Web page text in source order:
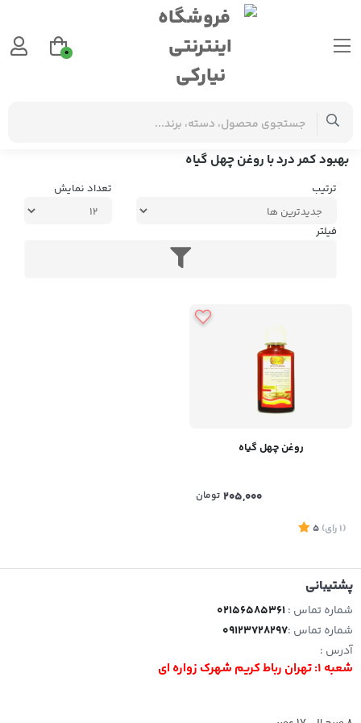
برچسب‌ها بهبود کمر درد با روغن چهل گیاه
بهبود کمر درد با روغن چهل گیاه
ترتیب تعداد نمایش
فیلتر
روغن چهل گیاه
205,000 تومان
(1 رای)
5
پشتیبانی
شماره تماس :02156585361
شماره تماس :09123728297
آدرس :
شعبه 1: تهران رباط کریم شهرک زواره ای
0